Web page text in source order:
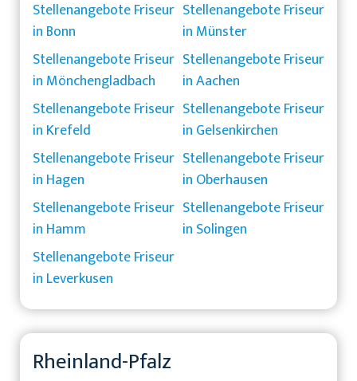
Stellenangebote Friseur
in Bonn
Stellenangebote Friseur
in Münster
Stellenangebote Friseur
in Mönchengladbach
Stellenangebote Friseur
in Aachen
Stellenangebote Friseur
in Krefeld
Stellenangebote Friseur
in Gelsenkirchen
Stellenangebote Friseur
in Hagen
Stellenangebote Friseur
in Oberhausen
Stellenangebote Friseur
in Hamm
Stellenangebote Friseur
in Solingen
Stellenangebote Friseur
in Leverkusen
Rheinland-Pfalz